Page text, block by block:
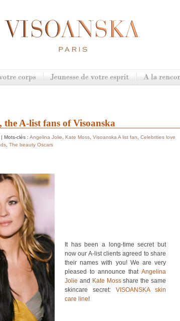
A-list fans of Visoanska
| Mots-clés : Angelina Jolie, Kate Moss, Visoanska A list fan, Celebrities love
, The beauty Oscars
It has been a long-time secret but
now our A-list clients agreed to share
their names with you! We are very
pleased to announce that Angelina
Jolie and Kate Mossshare the same
skincare secret: VISOANSKA skin
care line!